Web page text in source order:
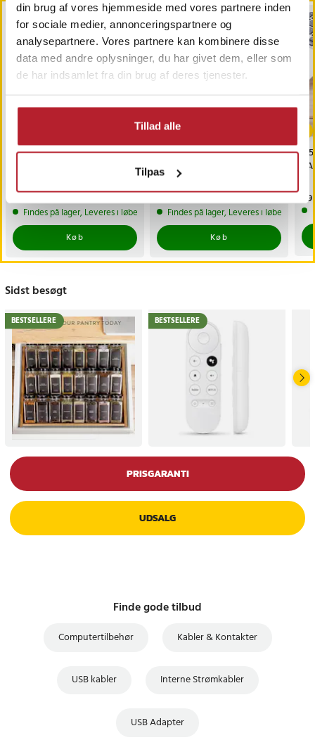
din brug af vores hjemmeside med vores partnere inden
for sociale medier, annonceringspartnere og
analysepartnere. Vores partnere kan kombinere disse
data med andre oplysninger, du har givet dem, eller som
de har indsamlet fra din brug af deres tjenester.
Tillad alle
Tilpas
BESTSELLERE
Røgalarmens batteri -
19 kr.Tidligere pris:39 kr.
Findes på lager, Leveres i løbet af 1-2 hverdage
Køb
Ekstern CD/DVD-læser
og -brænder – USB DVD-
drev
199 kr.Tidligere pris:269 kr.
Findes på lager, Leveres i løbet af 1-2
Køb
Sidst besøgt
BESTSELLERE BESTSELLERE
PRISGARANTI
UDSALG
Finde gode tilbud
Computertilbehør Kabler & Kontakter
USB kabler Interne Strømkabler
USB Adapter